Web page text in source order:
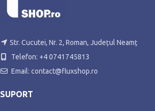
Nota inimii
Str. Cucutei, Nr. 2, Roman, Județul Neamț
Telefon: +4 0741745813
Email: contact@fluxshop.ro
SUPORT